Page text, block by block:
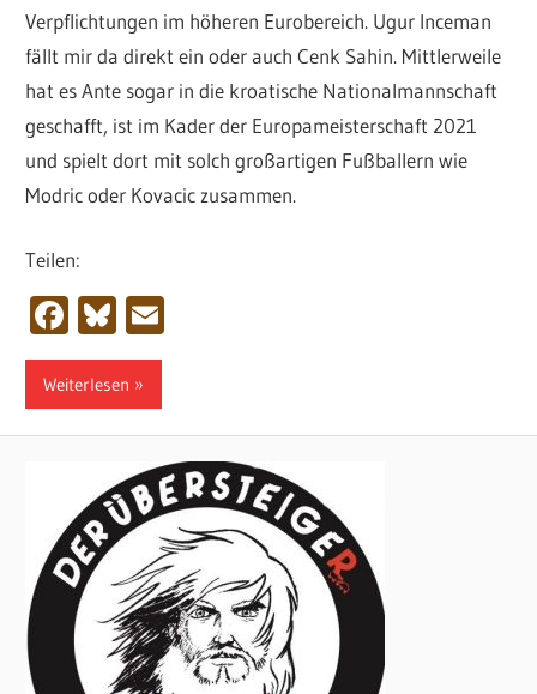
Verpflichtungen im höheren Eurobereich. Ugur Inceman
fällt mir da direkt ein oder auch Cenk Sahin. Mittlerweile
hat es Ante sogar in die kroatische Nationalmannschaft
geschafft, ist im Kader der Europameisterschaft 2021
und spielt dort mit solch großartigen Fußballern wie
Modric oder Kovacic zusammen.
Teilen:
Facebook
Bluesky
Weiterlesen